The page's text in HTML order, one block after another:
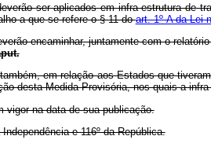
ser aplicados em infra-estrutura de
a que se refere o § 11 doart. 1º-A da Lei
encaminhar, juntamente com o
em relação aos Estados que
desta Medida Provisória, nos quais a
vigor na data de sua publicação.
e 116º da República.